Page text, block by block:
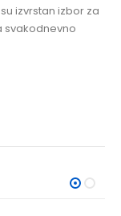
izvrstan izbor za
svakodnevno